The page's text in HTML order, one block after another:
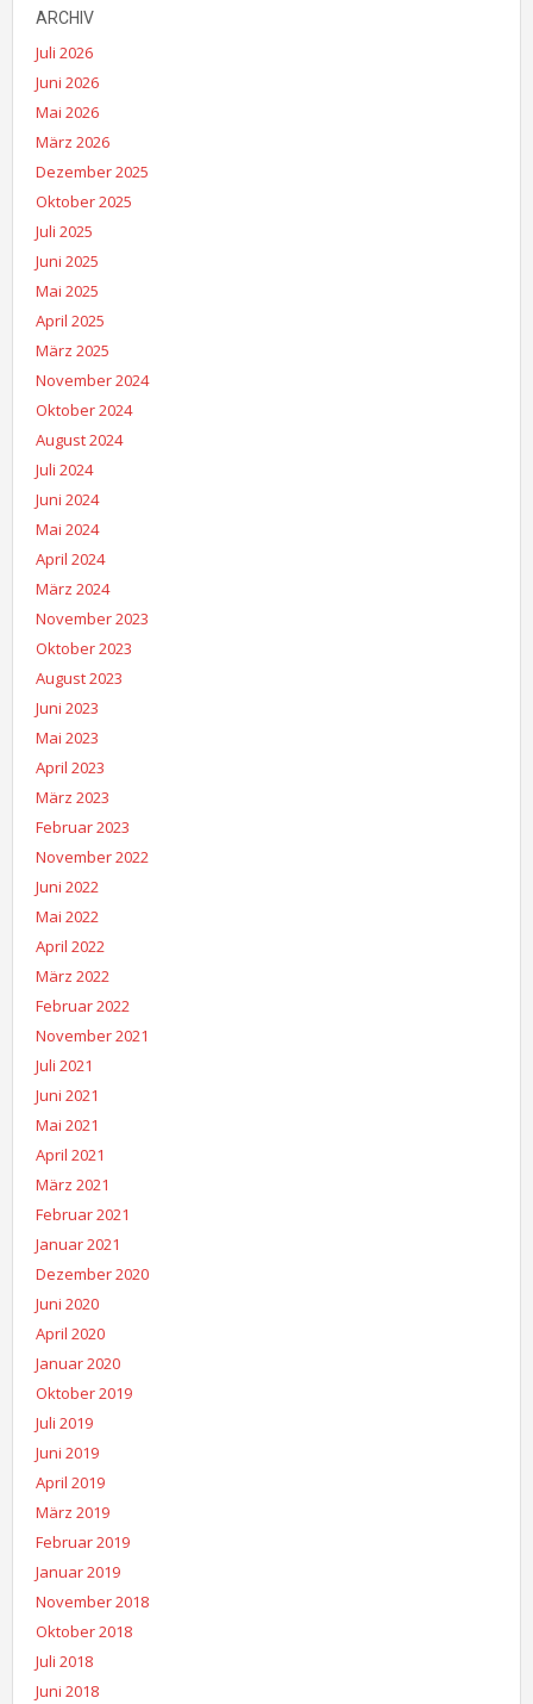
ARCHIV
Juli 2026
Juni 2026
Mai 2026
März 2026
Dezember 2025
Oktober 2025
Juli 2025
Juni 2025
Mai 2025
April 2025
März 2025
November 2024
Oktober 2024
August 2024
Juli 2024
Juni 2024
Mai 2024
April 2024
März 2024
November 2023
Oktober 2023
August 2023
Juni 2023
Mai 2023
April 2023
März 2023
Februar 2023
November 2022
Juni 2022
Mai 2022
April 2022
März 2022
Februar 2022
November 2021
Juli 2021
Juni 2021
Mai 2021
April 2021
März 2021
Februar 2021
Januar 2021
Dezember 2020
Juni 2020
April 2020
Januar 2020
Oktober 2019
Juli 2019
Juni 2019
April 2019
März 2019
Februar 2019
Januar 2019
November 2018
Oktober 2018
Juli 2018
Juni 2018